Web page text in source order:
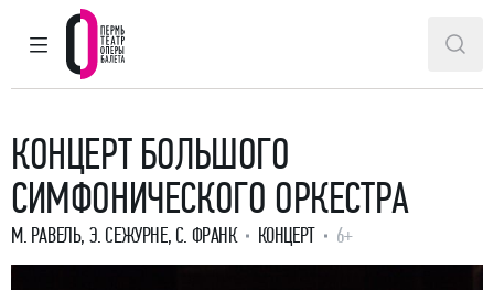
ГЛАВНОЕ МЕНЮ
Пермский театр оперы и балета
КОНЦЕРТ БОЛЬШОГО
СИМФОНИЧЕСКОГО ОРКЕСТРА
М. РАВЕЛЬ, Э. СЕЖУРНЕ, С. ФРАНК КОНЦЕРТ 6+